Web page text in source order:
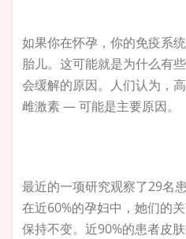
如果你在怀孕，你的免疫系
胎儿。这可能就是为什么有
会缓解的原因。人们认为，
雌激素 — 可能是主要原因。
最近的一项研究观察了29名
在近60%的孕妇中，她们的
保持不变。近90%的患者皮